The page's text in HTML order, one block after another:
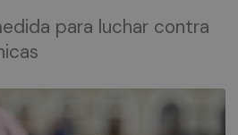
para luchar contra